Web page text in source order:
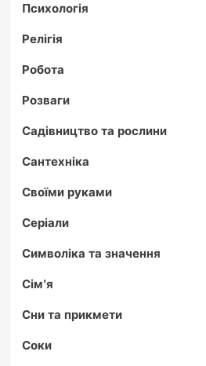
Психологія
Релігія
Робота
Розваги
Садівництво та рослини
Сантехніка
Своїми руками
Серіали
Символіка та значення
Сім'я
Сни та прикмети
Соки